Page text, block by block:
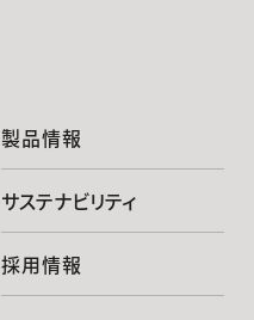
製品情報
サステナビリティ
採用情報